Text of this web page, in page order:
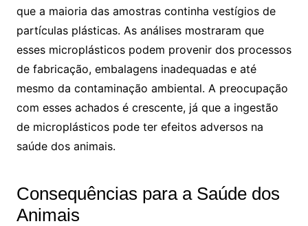
que a maioria das amostras continha vestígios de
partículas plásticas. As análises mostraram que
esses microplásticos podem provenir dos processos
de fabricação, embalagens inadequadas e até
mesmo da contaminação ambiental. A preocupação
com esses achados é crescente, já que a ingestão
de microplásticos pode ter efeitos adversos na
saúde dos animais.
Consequências para a Saúde dos
Animais